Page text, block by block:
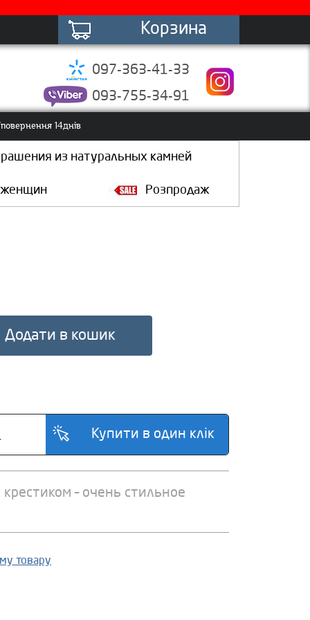
Корзина
097-363-41-33
093-755-34-91
14днів
из натуральных камней
Розпродаж
Додати в кошик
– очень стильное
товару